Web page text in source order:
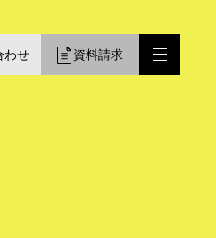
わせ 資料請求